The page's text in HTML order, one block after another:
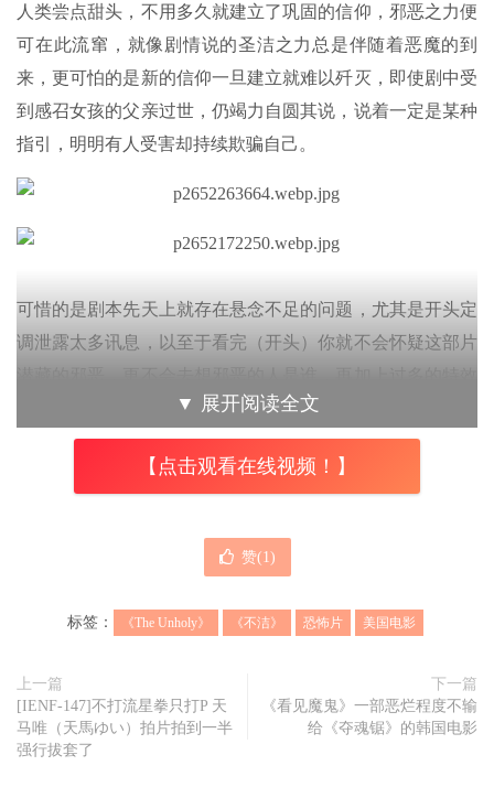
人类尝点甜头，不用多久就建立了巩固的信仰，邪恶之力便
可在此流窜，就像剧情说的圣洁之力总是伴随着恶魔的到
来，更可怕的是新的信仰一旦建立就难以歼灭，即使剧中受
到感召女孩的父亲过世，仍竭力自圆其说，说着一定是某种
指引，明明有人受害却持续欺骗自己。
可惜的是剧本先天上就存在悬念不足的问题，尤其是开头定
调泄露太多讯息，以至于看完（开头）你就不会怀疑这部片
中容易成为绊脚石（墨水溶掉的特效还不
错），突发惊吓的手法也十分愚钝，收尾也收得过于和平，
三两下就解决了一个新的组织，不太像是现实中会有澄清假
助人痕迹相当隐微、主角是无信仰的伏笔。
整体而言单纯以恐怖片角度来看，本片不太及格，即使特效
看起来并不差，在恐怖片
中容易显得多余，但有着好的故事
▼ 展开阅读全文
【点击观看在线视频！】
赞(1)
标签： 《The Unholy》 《不洁》 恐怖片 美国电影
上一篇
[IENF-147]不打流星拳只打P 天
马唯（天馬ゆい）拍片拍到一半
强行拔套了
下一篇
《看见魔鬼》一部恶烂程度不输
给《夺魂锯》的韩国电影